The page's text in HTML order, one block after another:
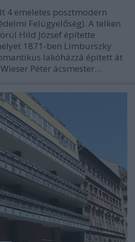
4 emeletes posztmodern
Felügyelőség). A telken
Hild József építette
1871-ben Limburszky
lakóházzá épített át
Péter ácsmester…